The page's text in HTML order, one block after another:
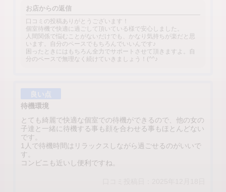
お店からの返信
口コミの投稿ありがとうございます！
個室待機で快適に過ごして頂いている様で安心しました。
人間関係で悩むことがないだけでも、かなり気持ちが楽だと思
います。自分のペースでもちろんでいいんです♪
困ったときにはもちろん全力でサポートさせて頂きますよ。自
分のペースで無理なく続けていきましょう！(^^♪
良い点
待機環境
とても綺麗で快適な個室での待機ができるので、他の女の
子達と一緒に待機する事も顔を合わせる事もほとんどない
です。
1人で待機時間はリラックスしながら過ごせるのがいいで
す。
コンビニも近いし便利ですね。